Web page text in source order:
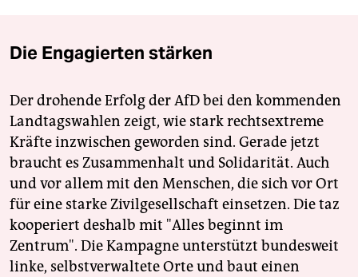
Die Engagierten stärken
Der drohende Erfolg der AfD bei den kommenden
Landtagswahlen zeigt, wie stark rechtsextreme
Kräfte inzwischen geworden sind. Gerade jetzt
braucht es Zusammenhalt und Solidarität. Auch
und vor allem mit den Menschen, die sich vor Ort
für eine starke Zivilgesellschaft einsetzen. Die taz
kooperiert deshalb mit "Alles beginnt im
Zentrum". Die Kampagne unterstützt bundesweit
linke, selbstverwaltete Orte und baut einen